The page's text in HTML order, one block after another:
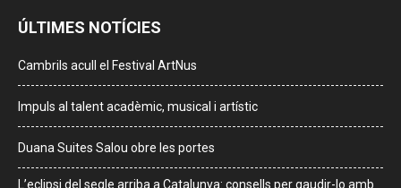
ÚLTIMES NOTÍCIES
Cambrils acull el Festival ArtNus
Impuls al talent acadèmic, musical i artístic
Duana Suites Salou obre les portes
L’eclipsi del segle arriba a Catalunya: consells per gaudir-lo amb